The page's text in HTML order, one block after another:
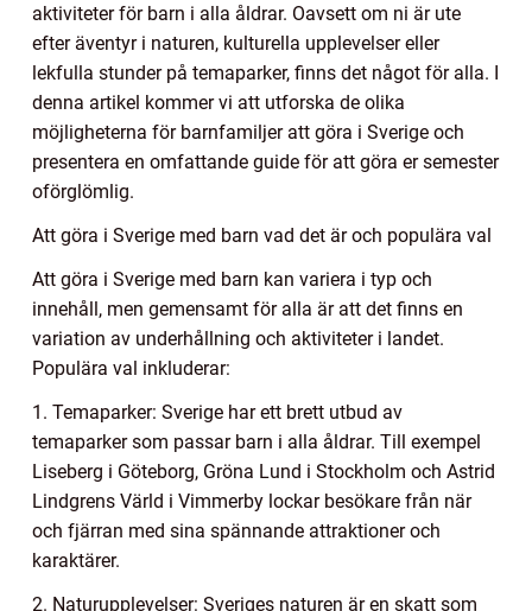
aktiviteter för barn i alla åldrar. Oavsett om ni är ute
efter äventyr i naturen, kulturella upplevelser eller
lekfulla stunder på temaparker, finns det något för alla. I
denna artikel kommer vi att utforska de olika
möjligheterna för barnfamiljer att göra i Sverige och
presentera en omfattande guide för att göra er semester
oförglömlig.
Att göra i Sverige med barn vad det är och populära val
Att göra i Sverige med barn kan variera i typ och
innehåll, men gemensamt för alla är att det finns en
variation av underhållning och aktiviteter i landet.
Populära val inkluderar:
1. Temaparker: Sverige har ett brett utbud av
temaparker som passar barn i alla åldrar. Till exempel
Liseberg i Göteborg, Gröna Lund i Stockholm och Astrid
Lindgrens Värld i Vimmerby lockar besökare från när
och fjärran med sina spännande attraktioner och
karaktärer.
2. Naturupplevelser: Sveriges naturen är en skatt som